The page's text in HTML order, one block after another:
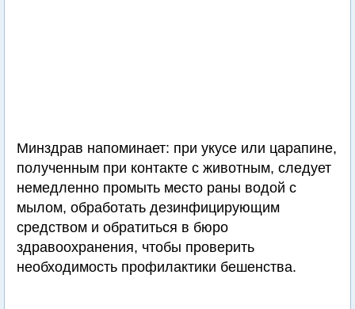
Минздрав напоминает: при укусе или царапине,
полученным при контакте с животным, следует
немедленно промыть место раны водой с
мылом, обработать дезинфицирующим
средством и обратиться в бюро
здравоохранения, чтобы проверить
необходимость профилактики бешенства.